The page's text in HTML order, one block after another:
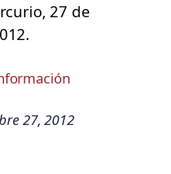
27 de
27, 2012